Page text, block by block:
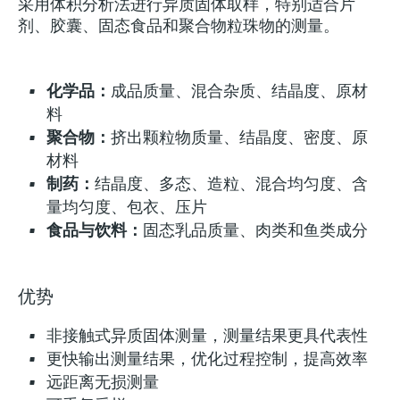
剂、胶囊、固态食品和聚合物粒珠物的测量。
化学品： 成品质量、混合杂质、结晶度、原材
料
聚合物： 挤出颗粒物质量、结晶度、密度、原
材料
制药： 结晶度、多态、造粒、混合均匀度、含
量均匀度、包衣、压片
食品与饮料： 固态乳品质量、肉类和鱼类成分
优势
非接触式异质固体测量，测量结果更具代表性
更快输出测量结果，优化过程控制，提高效率
远距离无损测量